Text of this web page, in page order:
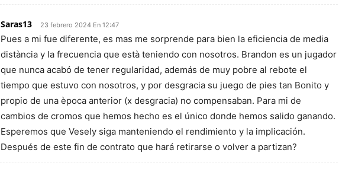
Saras13 23 febrero 2024 En 12:47
Pues a mi fue diferente, es mas me sorprende para bien la eficiencia de media
distància y la frecuencia que està teniendo con nosotros. Brandon es un jugador
que nunca acabó de tener regularidad, además de muy pobre al rebote el
tiempo que estuvo con nosotros, y por desgracia su juego de pies tan Bonito y
propio de una època anterior (x desgracia) no compensaban. Para mi de
cambios de cromos que hemos hecho es el único donde hemos salido ganando.
Esperemos que Vesely siga manteniendo el rendimiento y la implicación.
Después de este fin de contrato que hará retirarse o volver a partizan?